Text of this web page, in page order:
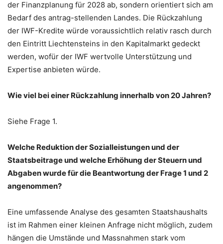
der Finanzplanung für 2028 ab, sondern orientiert sich am
Bedarf des antrag-stellenden Landes. Die Rückzahlung
der IWF-Kredite würde voraussichtlich relativ rasch durch
den Eintritt Liechtensteins in den Kapitalmarkt gedeckt
werden, wofür der IWF wertvolle Unterstützung und
Expertise anbieten würde.
Wie viel bei einer Rückzahlung innerhalb von 20 Jahren?
Siehe Frage 1.
Welche Reduktion der Sozialleistungen und der
Staatsbeitrage und welche Erhöhung der Steuern und
Abgaben wurde für die Beantwortung der Frage 1 und 2
angenommen?
Eine umfassende Analyse des gesamten Staatshaushalts
ist im Rahmen einer kleinen Anfrage nicht möglich, zudem
hängen die Umstände und Massnahmen stark vom